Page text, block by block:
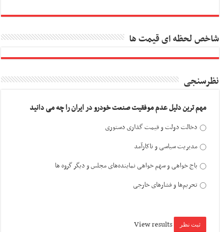
شاخص لحظه ای قیمت ها
نظرسنجی
مهم ترین دلیل عدم موفقیت صنعت خودرو در ایران را چه می دانید
دخالت دولت و قیمت گذاری دستوری
مدیریت سیاسی و ناکارآمد
باج خواهی و سهم خواهی نماینده‌های مجلس و دیگر گروه ها
تحریم‌ها و فشارهای خارجی
View results